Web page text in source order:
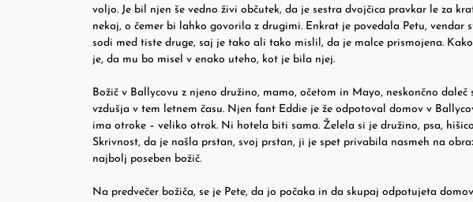
voljo. Je bil njen še vedno živi občutek, da je sestra dvojčica pravkar le za
nekaj, o čemer bi lahko govorila z drugimi. Enkrat je povedala Petu,
sodi med tiste druge, saj je tako ali tako mislil, da je malce prismojena.
je, da mu bo misel v enako uteho, kot je bila njej.
Božič v Ballycovu z njeno družino, mamo, očetom in Mayo, neskončno
vzdušja v tem letnem času. Njen fant Eddie je že odpotoval domov v
ima otroke – veliko otrok. Ni hotela biti sama. Želela si je družino, psa,
Skrivnost, da je našla prstan, svoj prstan, ji je spet privabila nasmeh na
najbolj poseben božič.
Na predvečer božiča, se je Pete, da jo počaka in da skupaj odpotujeta